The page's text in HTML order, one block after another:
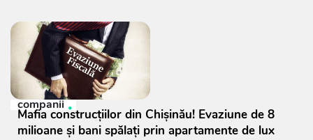
companii
Mafia construcțiilor din Chișinău! Evaziune de 8
milioane și bani spălați prin apartamente de lux